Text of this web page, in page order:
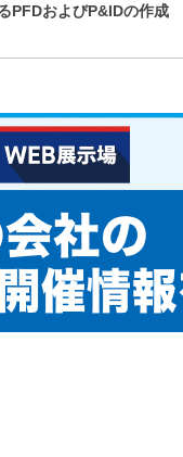
PFDおよびP&IDの作成